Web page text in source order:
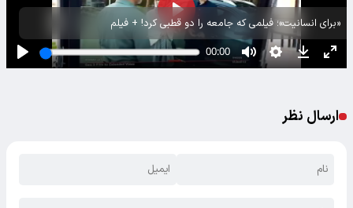
«برای انسانیت»؛ فیلمی که جامعه را دو قطبی کرد! + فیلم
ارسال نظر